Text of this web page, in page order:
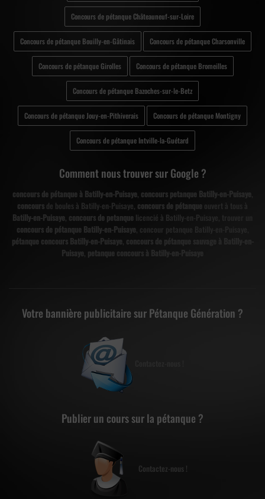
Concours de pétanque Châteauneuf-sur-Loire
Concours de pétanque Bouilly-en-Gâtinais Concours de pétanque Charsonville
Concours de pétanque Girolles Concours de pétanque Bromeilles
Concours de pétanque Bazoches-sur-le-Betz
Concours de pétanque Jouy-en-Pithiverais Concours de pétanque Montigny
Concours de pétanque Intville-la-Guétard
Comment nous trouver sur Google ?
concours de pétanque à Batilly-en-Puisaye, concours petanque Batilly-en-Puisaye
concours de boules à Batilly-en-Puisaye, concours de pétanque ouvert à tous à
Batilly-en-Puisaye, concours de petanque licencié à Batilly-en-Puisaye, trouver un
concours de pétanque Batilly-en-Puisaye, concour petanque Batilly-en-Puisaye,
pétanque concours Batilly-en-Puisaye, concours de pétanque sauvage à Batilly-en-
Puisaye, petanque concours à Batilly-en-Puisaye
Votre bannière publicitaire sur Pétanque Génération ?
Publier un cours sur la pétanque ?
Contactez-nous !